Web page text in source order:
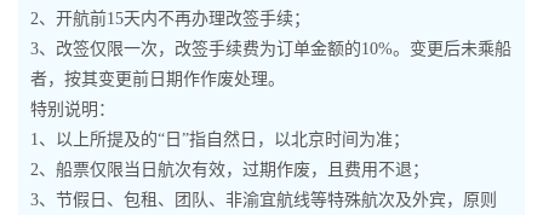
2、开航前15天内不再办理改签手续；
3、改签仅限一次，改签手续费为订单金额的10%。变更后未乘船
者，按其变更前日期作作废处理。
特别说明：
1、以上所提及的“日”指自然日，以北京时间为准；
2、船票仅限当日航次有效，过期作废，且费用不退；
3、节假日、包租、团队、非渝宜航线等特殊航次及外宾，原则